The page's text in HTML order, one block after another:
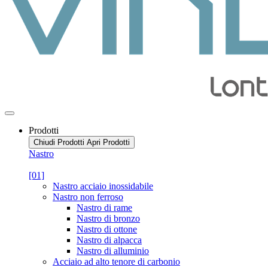
Prodotti
Chiudi Prodotti Apri Prodotti
Nastro
[01]
Nastro acciaio inossidabile
Nastro non ferroso
Nastro di rame
Nastro di bronzo
Nastro di ottone
Nastro di alpacca
Nastro di alluminio
Acciaio ad alto tenore di carbonio